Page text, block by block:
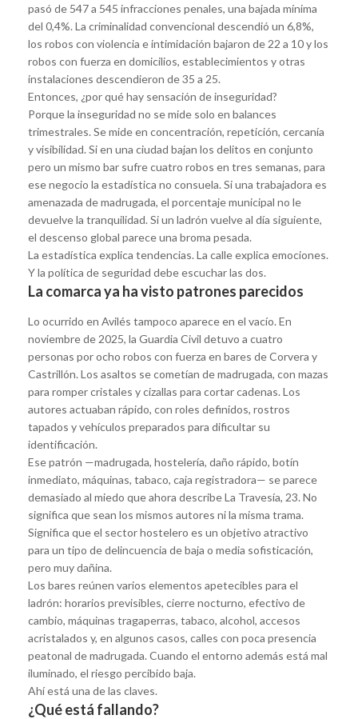
pasó de 547 a 545 infracciones penales, una bajada mínima
del 0,4%. La criminalidad convencional descendió un 6,8%,
los robos con violencia e intimidación bajaron de 22 a 10 y los
robos con fuerza en domicilios, establecimientos y otras
instalaciones descendieron de 35 a 25.
Entonces, ¿por qué hay sensación de inseguridad?
Porque la inseguridad no se mide solo en balances
trimestrales. Se mide en concentración, repetición, cercanía
y visibilidad. Si en una ciudad bajan los delitos en conjunto
pero un mismo bar sufre cuatro robos en tres semanas, para
ese negocio la estadística no consuela. Si una trabajadora es
amenazada de madrugada, el porcentaje municipal no le
devuelve la tranquilidad. Si un ladrón vuelve al día siguiente,
el descenso global parece una broma pesada.
La estadística explica tendencias. La calle explica emociones.
Y la política de seguridad debe escuchar las dos.
La comarca ya ha visto patrones parecidos
Lo ocurrido en Avilés tampoco aparece en el vacío. En
noviembre de 2025, la Guardia Civil detuvo a cuatro
personas por ocho robos con fuerza en bares de Corvera y
Castrillón. Los asaltos se cometían de madrugada, con mazas
para romper cristales y cizallas para cortar cadenas. Los
autores actuaban rápido, con roles definidos, rostros
tapados y vehículos preparados para dificultar su
identificación.
Ese patrón —madrugada, hostelería, daño rápido, botín
inmediato, máquinas, tabaco, caja registradora— se parece
demasiado al miedo que ahora describe La Travesía, 23. No
significa que sean los mismos autores ni la misma trama.
Significa que el sector hostelero es un objetivo atractivo
para un tipo de delincuencia de baja o media sofisticación,
pero muy dañina.
Los bares reúnen varios elementos apetecibles para el
ladrón: horarios previsibles, cierre nocturno, efectivo de
cambio, máquinas tragaperras, tabaco, alcohol, accesos
acristalados y, en algunos casos, calles con poca presencia
peatonal de madrugada. Cuando el entorno además está mal
iluminado, el riesgo percibido baja.
Ahí está una de las claves.
¿Qué está fallando?